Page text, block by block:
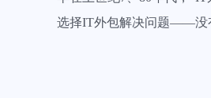
选择IT外包解决问题——没